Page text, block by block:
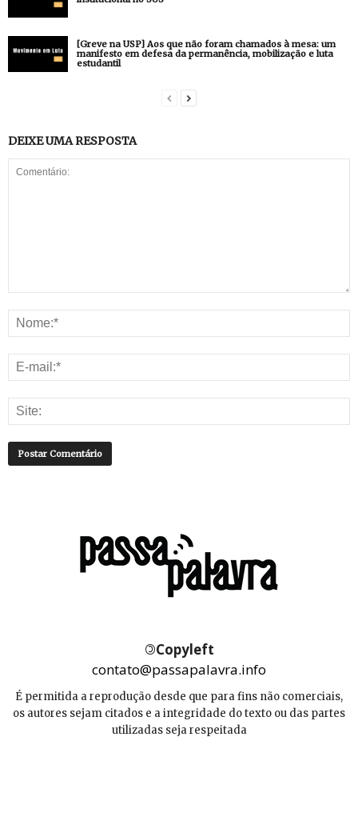
[Greve na USP] Aos que não foram chamados à mesa: um
manifesto em defesa da permanência, mobilização e luta
estudantil
DEIXE UMA RESPOSTA
©Copyleft
contato@passapalavra.info
É permitida a reprodução desde que para fins não comerciais,
os autores sejam citados e a integridade do texto ou das partes
utilizadas seja respeitada